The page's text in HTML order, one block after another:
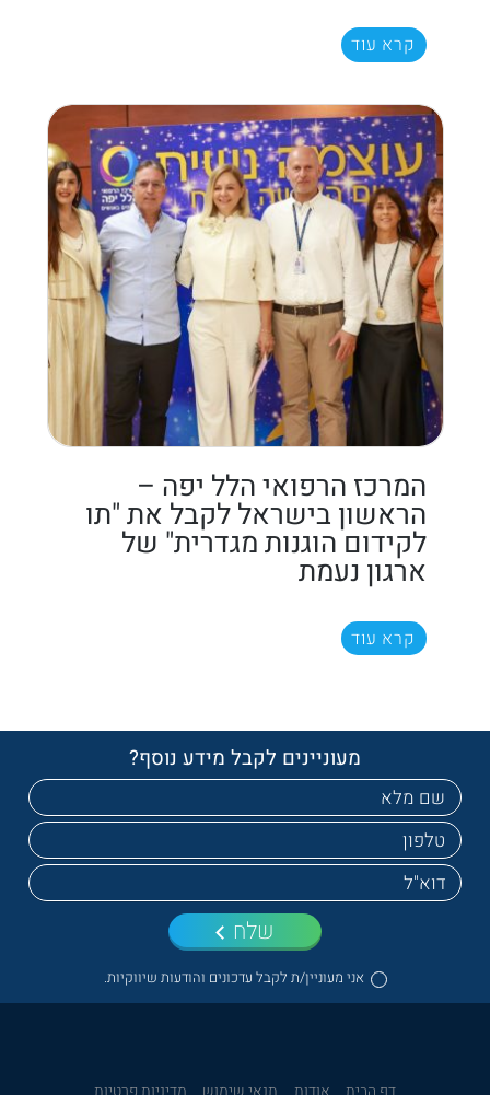
קרא עוד
המרכז הרפואי הלל יפה –
הראשון בישראל לקבל את "תו
לקידום הוגנות מגדרית" של
ארגון נעמת
קרא עוד
מעוניינים לקבל מידע נוסף?
אני מעוניין/ת לקבל עדכונים והודעות שיווקיות.
שלח